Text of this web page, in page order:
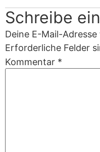
Schreibe
Deine E-Mail-
Erforderliche Felder
Kommentar *